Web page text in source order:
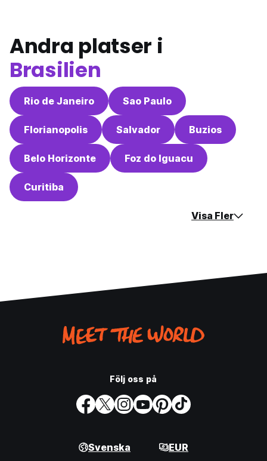
Andra platser i
Brasilien
Rio de Janeiro Sao Paulo
Florianopolis Salvador Buzios
Belo Horizonte Foz do Iguacu
Curitiba
Visa Fler
Följ oss på
Svenska EUR